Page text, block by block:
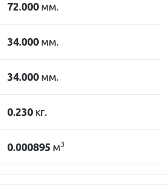
72.000 мм.
34.000 мм.
34.000 мм.
0.230 кг.
0.000895 м3